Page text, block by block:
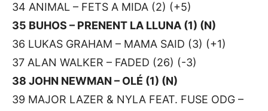
34 ANIMAL – FETS A MIDA (2) (+5)
35 BUHOS – PRENENT LA LLUNA (1) (N)
36 LUKAS GRAHAM – MAMA SAID (3) (+1)
37 ALAN WALKER – FADED (26) (-3)
38 JOHN NEWMAN – OLÉ (1) (N)
39 MAJOR LAZER & NYLA FEAT. FUSE ODG –